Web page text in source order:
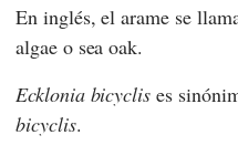
En inglés, el arame se
algae o sea oak.
Ecklonia bicyclis es
bicyclis.